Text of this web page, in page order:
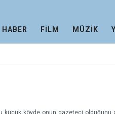
HABER FİLM MÜZİK
küçük köyde onun gazeteci